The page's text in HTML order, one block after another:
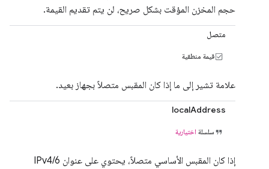
حجم المخزن المؤقت بشكل صريح، لن يتم تقديم القيمة.
متصل
قيمة منطقية
علامة تشير إلى ما إذا كان المقبس متصلاً بجهاز بعيد.
localAddress
سلسلة اختيارية
إذا كان المقبس الأساسي متصلاً، يحتوي على عنوان IPv4/6